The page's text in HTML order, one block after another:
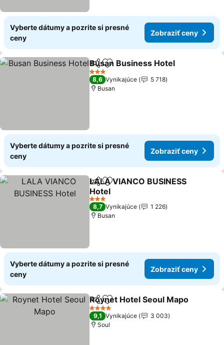
Vyberte dátumy a pozrite si presné
ceny
Zobraziť ceny
ZdieľaťPridať do obľúbených
Busan Business Hotel
3 Počet hviezdičiek
8,6 Vynikajúce
5 718
Busan
Vyberte dátumy a pozrite si presné
ceny
Zobraziť ceny
ZdieľaťPridať do obľúbených
LALA VIANCO BUSINESS
Hotel
3 Počet hviezdičiek
8,7 Vynikajúce
1 226
Busan
Vyberte dátumy a pozrite si presné
ceny
Zobraziť ceny
ZdieľaťPridať do obľúbených
Roynet Hotel Seoul Mapo
4 Počet hviezdičiek
9,1 Vynikajúce
3 003
Soul